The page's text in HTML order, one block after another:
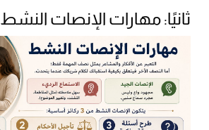
ثانيًا: مهارات الإنصات النشط